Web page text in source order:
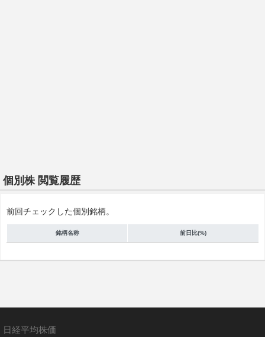
個別株 閲覧履歴
前回チェックした個別銘柄。
銘柄名称 前日比(%)
日経平均株価